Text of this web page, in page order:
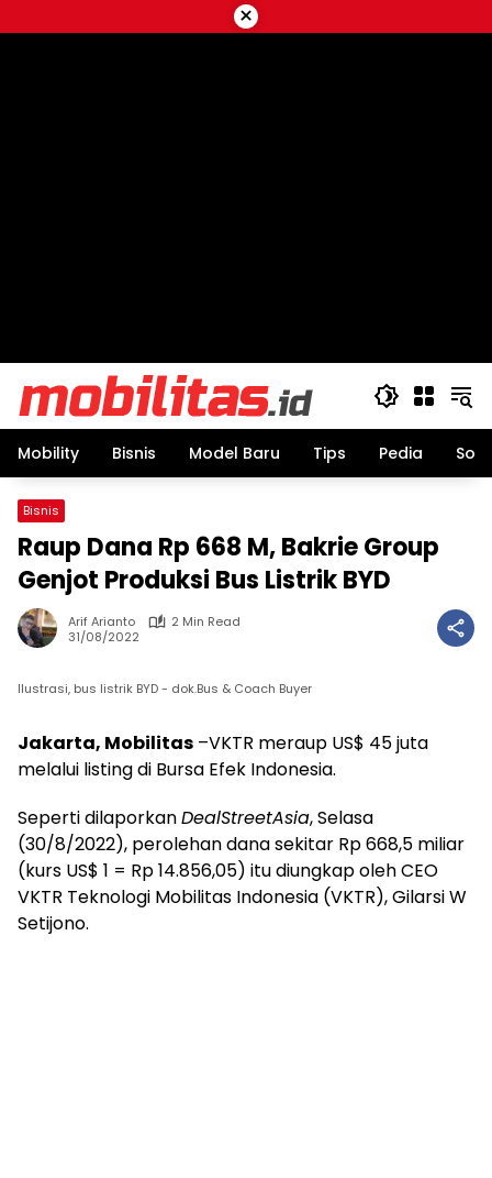
to
×
Mobility Bisnis Model Baru Tips Pedia
Bisnis
Raup Dana Rp 668 M, Bakrie Group
Genjot Produksi Bus Listrik BYD
Arif Arianto
2 Min Read
31/08/2022
Ilustrasi, bus listrik BYD - dok.Bus & Coach Buyer
Jakarta, Mobilitas –VKTR meraup US$ 45 juta
melalui listing di Bursa Efek Indonesia.
Seperti dilaporkanDealStreetAsia, Selasa
(30/8/2022), perolehan dana sekitar Rp 668,5 miliar
(kurs US$ 1 = Rp 14.856,05) itu diungkap oleh CEO
VKTR Teknologi Mobilitas Indonesia (VKTR), Gilarsi W
Setijono.